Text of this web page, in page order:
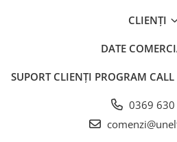
CLIENȚI
DATE
SUPORT CLIENȚI PROGRAM
0369 630